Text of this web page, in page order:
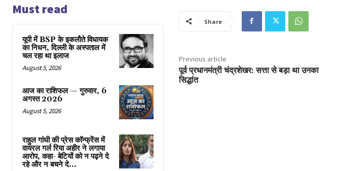
Must read
यूपी में BSP के इकलाैते विधायक
का निधन, दिल्ली के अस्पताल में
चल रहा था इलाज
August 5, 2026
आज का राशिफल — गुरुवार, 6
अगस्त 2026
August 5, 2026
राहुल गांधी की प्रेस कॉन्फ्रेंस में
वायरल गर्ल रिया अहीर ने लगाया
आरोप, कहा- बेटियों को न पढ़ने दे
रहे और न बचने दे...
Share
Previous article
पूर्व प्रधानमंत्री चंद्रशेखर: सत्ता से बड़ा था उनका
सिद्धांत